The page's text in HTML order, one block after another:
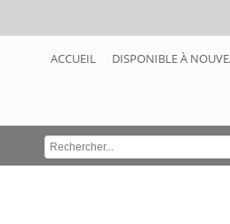
ACCUEIL DISPONIBLE À